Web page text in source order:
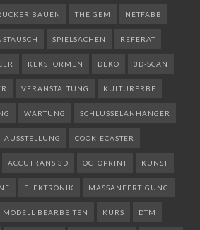
BAUEN THE GEM NETFABB
SPIELSACHEN REFERAT
KEKSFORMEN DEKO 3D-SCAN
VERANSTALTUNG KULTURERBE
WARTUNG SCHLÜSSELANHÄNGER
AUSSTELLUNG COOKIECASTER
ACCUTRANS 3D OCTOPRINT KUNST
ELEKTRONIK MASSANFERTIGUNG
MODELL BEARBEITEN KURS DTM